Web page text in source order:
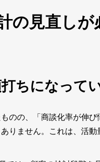
の見直しが
打ちになって
のの、「商談化率が伸
りません。これは、活